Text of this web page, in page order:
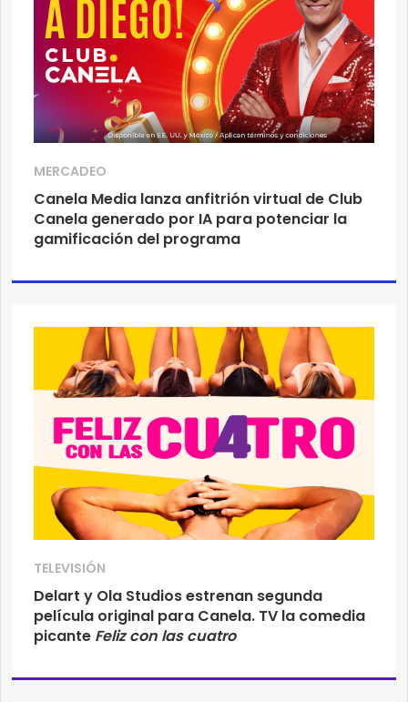
MERCADEO
Canela Media lanza anfitrión virtual de Club
Canela generado por IA para potenciar la
gamificación del programa
TELEVISIÓN
Delart y Ola Studios estrenan segunda
película original para Canela. TV la comedia
picante Feliz con las cuatro